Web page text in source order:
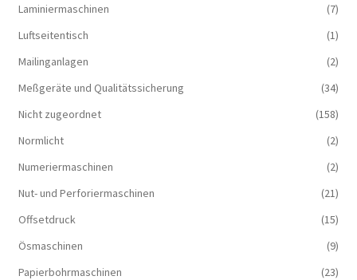
Laminiermaschinen
(7)
Luftseitentisch
(1)
Mailinganlagen
(2)
Meßgeräte und Qualitätssicherung
(34)
Nicht zugeordnet
(158)
Normlicht
(2)
Numeriermaschinen
(2)
Nut- und Perforiermaschinen
(21)
Offsetdruck
(15)
Ösmaschinen
(9)
Papierbohrmaschinen
(23)